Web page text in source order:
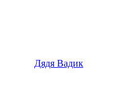
Дядя Вадик